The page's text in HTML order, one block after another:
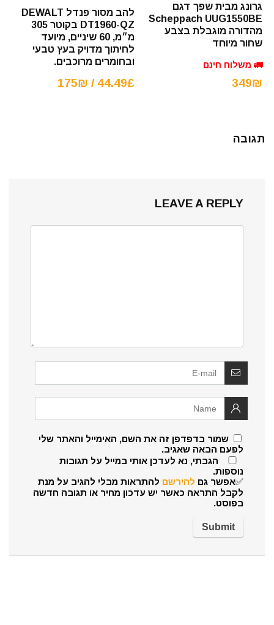
גרונג מבית שפך דגם
Scheppach UUG1550BE
מהדורה מוגבלת בצבע
שחור מיוחד
🚛 משלוח חינם
349₪
להב מסור פנדל DEWALT
DT1960-QZ בקוטר 305
מ״מ, 60 שיניים, מיועד
לחיתוך מדויק בעץ טבעי
ובחומרים מרוכבים.
44.49£ / 175₪
תגובה
LEAVE A REPLY
שמור בדפדפן זה את השם, האימייל והאתר שלי
לפעם הבאה שאגיב.
הגבתי, נא לעדכן אותי במייל על תגובות
נוספות.
✅אפשר גם להירשם להתראות מבלי להגיב על מנת
לקבל התראה כאשר יש עדכון מחיר או תגובה חדשה
בפוסט.